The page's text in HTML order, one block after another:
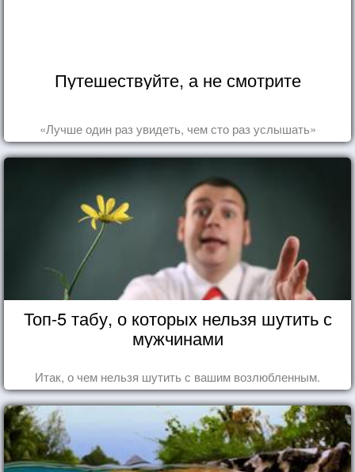
Путешествуйте, а не смотрите
«Лучше один раз увидеть, чем сто раз услышать»
Топ-5 табу, о которых нельзя шутить с
мужчинами
Итак, о чем нельзя шутить с вашим возлюбленным.